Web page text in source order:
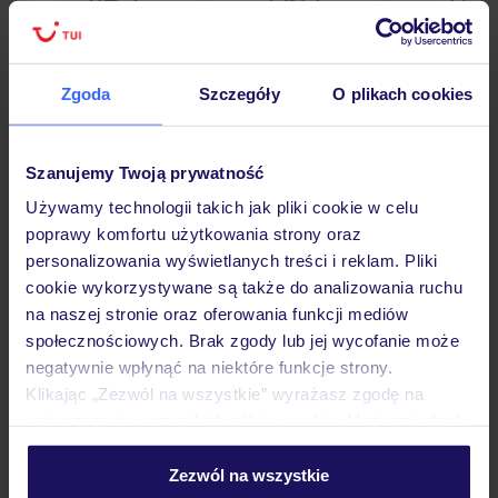
Zgoda Szczegóły O plikach cookies
Szanujemy Twoją prywatność
Używamy technologii takich jak pliki cookie w celu
poprawy komfortu użytkowania strony oraz
personalizowania wyświetlanych treści i reklam. Pliki
cookie wykorzystywane są także do analizowania ruchu
na naszej stronie oraz oferowania funkcji mediów
społecznościowych. Brak zgody lub jej wycofanie może
negatywnie wpłynąć na niektóre funkcje strony.
Klikając „Zezwól na wszystkie” wyrażasz zgodę na
personalizować swój wybór wchodząc w zakładkę
Zezwól na wszystkie
Lider niskich cen 30 lat w
Hotel
Opinie
Wyżywienie